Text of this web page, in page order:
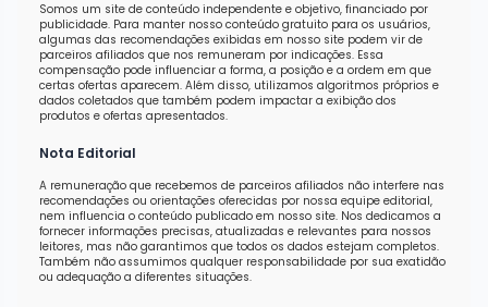
Somos um site de conteúdo independente e objetivo, financiado por
publicidade. Para manter nosso conteúdo gratuito para os usuários,
algumas das recomendações exibidas em nosso site podem vir de
parceiros afiliados que nos remuneram por indicações. Essa
compensação pode influenciar a forma, a posição e a ordem em que
certas ofertas aparecem. Além disso, utilizamos algoritmos próprios e
dados coletados que também podem impactar a exibição dos
produtos e ofertas apresentados.
Nota Editorial
A remuneração que recebemos de parceiros afiliados não interfere nas
recomendações ou orientações oferecidas por nossa equipe editorial,
nem influencia o conteúdo publicado em nosso site. Nos dedicamos a
fornecer informações precisas, atualizadas e relevantes para nossos
leitores, mas não garantimos que todos os dados estejam completos.
Também não assumimos qualquer responsabilidade por sua exatidão
ou adequação a diferentes situações.